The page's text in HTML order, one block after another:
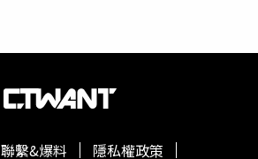
聯繫&爆料 隱私權政策